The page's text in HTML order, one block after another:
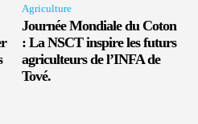
Agriculture
Journée Mondiale du Coton
: La NSCT inspire les futurs
agriculteurs de l’INFA de
Tové.